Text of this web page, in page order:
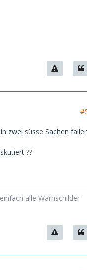
zwei süsse Sachen
??
alle Warnschilder